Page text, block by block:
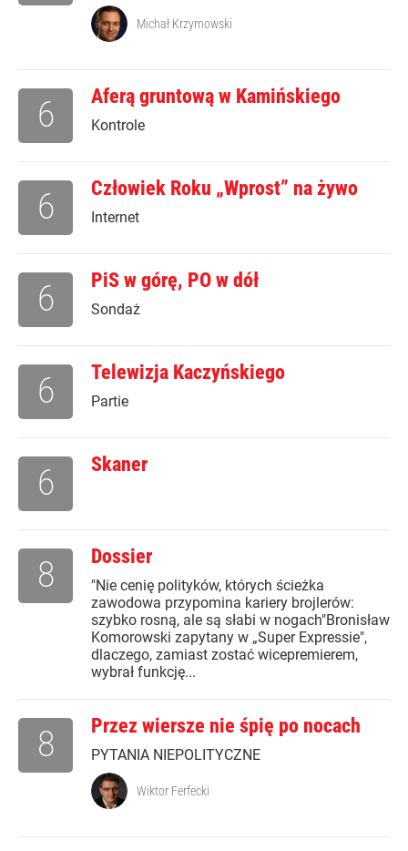
Michał Krzymowski
Aferą gruntową w Kamińskiego
Kontrole
6
Człowiek Roku „Wprost” na żywo
Internet
6
PiS w górę, PO w dół
Sondaż
6
Telewizja Kaczyńskiego
Partie
6
Skaner
6
Dossier
"Nie cenię polityków, których ścieżka
zawodowa przypomina kariery brojlerów:
szybko rosną, ale są słabi w nogach"Bronisław
Komorowski zapytany w „Super Expressie",
dlaczego, zamiast zostać wicepremierem,
wybrał funkcję...
8
Przez wiersze nie śpię po nocach
PYTANIA NIEPOLITYCZNE
8
Wiktor Ferfecki